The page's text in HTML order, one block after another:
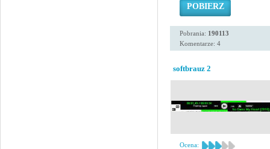
POBIERZ
Pobrania: 190113
Komentarze: 4
softbrauz 2
Ocena: